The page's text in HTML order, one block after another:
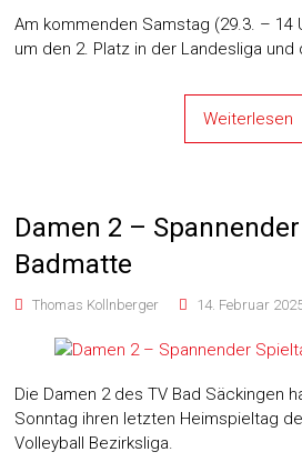
Am kommenden Samstag (29.3. – 14
um den 2. Platz in der Landesliga und
Weiterlesen
Damen 2 –
Badmatte
Thomas Kollnberger 14. Februar
Die Damen 2 des TV Bad Säckingen
Sonntag ihren letzten Heimspieltag
Volleyball Bezirksliga.